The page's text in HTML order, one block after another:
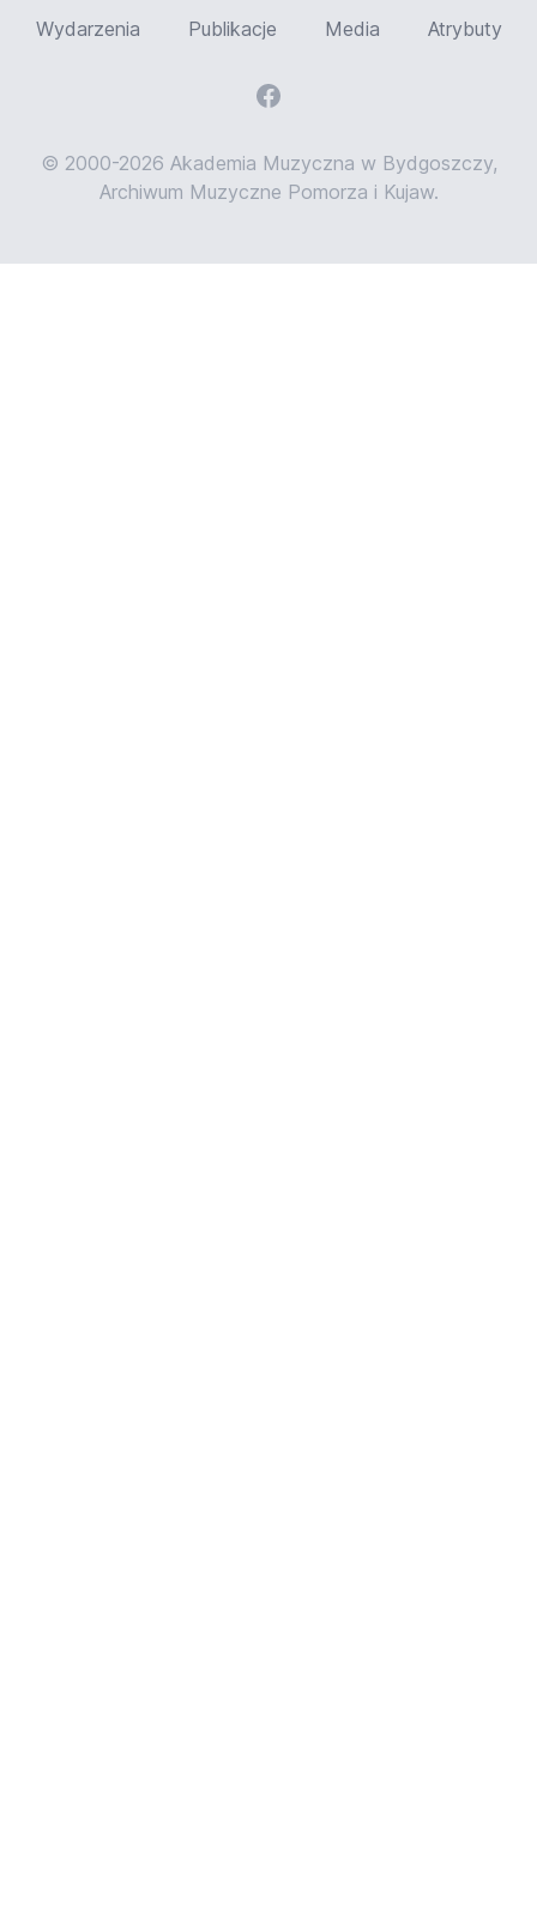
Wydarzenia Publikacje Media Atrybuty
© 2000-2026 Akademia Muzyczna w Bydgoszczy,
Archiwum Muzyczne Pomorza i Kujaw.